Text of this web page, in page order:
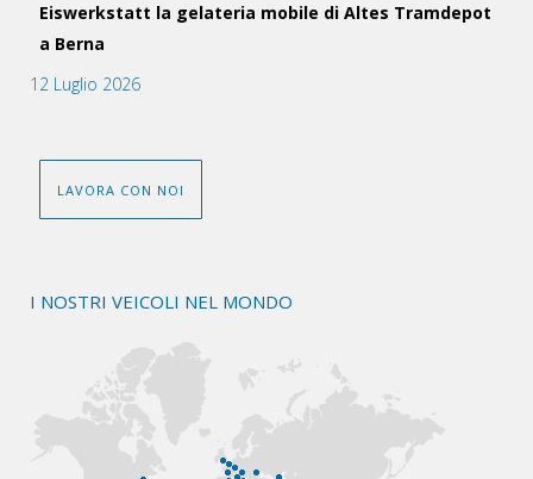
Eiswerkstatt la gelateria mobile di Altes Tramdepot
a Berna
12 Luglio 2026
LAVORA CON NOI
I NOSTRI VEICOLI NEL MONDO